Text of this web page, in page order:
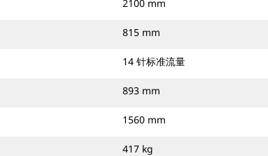
2100 mm
815 mm
14 针标准流量
893 mm
1560 mm
417 kg